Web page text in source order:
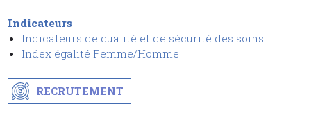
Indicateurs
Indicateurs de qualité et de sécurité des soins
Index égalité Femme/Homme
RECRUTEMENT